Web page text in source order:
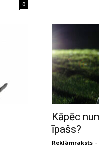
0
Kāpēc
īpašs?
Reklāmraksts -